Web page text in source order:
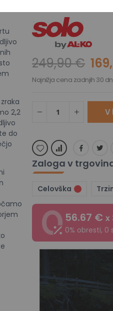
249,90 €
Najnižja cena zadnjih 30
V
Zaloga v
Celovška
56.67 €x
0% obresti, 0
2,2
do